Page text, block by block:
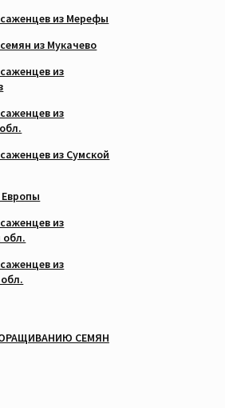
из Мерефы
из Мукачево
из
из
из Сумской
из
обл.
из
СЕМЯН